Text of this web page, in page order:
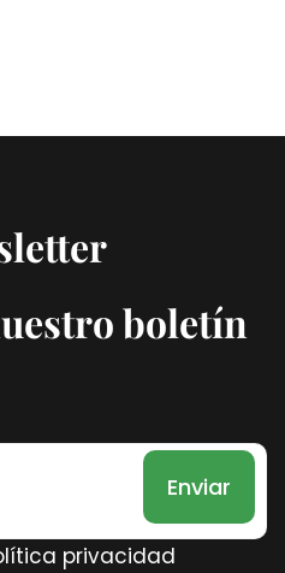
boletín
privacidad